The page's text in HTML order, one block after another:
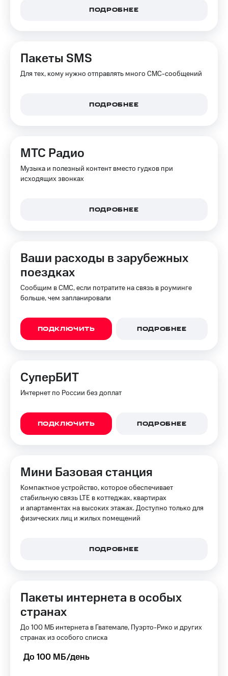
ПОДРОБНЕЕ
Пакеты SMS
Для тех, кому нужно отправлять много СМС-сообщений
ПОДРОБНЕЕ
МТС Радио
Музыка и полезный контент вместо гудков при
исходящих звонках
ПОДРОБНЕЕ
Ваши расходы в зарубежных
поездках
Сообщим в СМС, если потратите на связь в роуминге
больше, чем запланировали
ПОДКЛЮЧИТЬ ПОДРОБНЕЕ
СуперБИТ
Интернет по России без доплат
ПОДКЛЮЧИТЬ ПОДРОБНЕЕ
Мини Базовая станция
Компактное устройство, которое обеспечивает
стабильную связь LTE в коттеджах, квартирах
и апартаментах на высоких этажах. Доступно только для
физических лиц и жилых помещений
ПОДРОБНЕЕ
Пакеты интернета в особых
странах
До 100 МБ интернета в Гватемале, Пуэрто-Рико и других
странах из особого списка
До 100 МБ/день